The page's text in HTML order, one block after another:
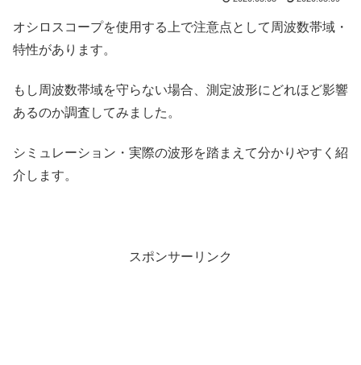
オシロスコープを使用する上で注意点として周波数帯域・
特性があります。
もし周波数帯域を守らない場合、測定波形にどれほど影響
あるのか調査してみました。
シミュレーション・実際の波形を踏まえて分かりやすく紹
介します。
スポンサーリンク